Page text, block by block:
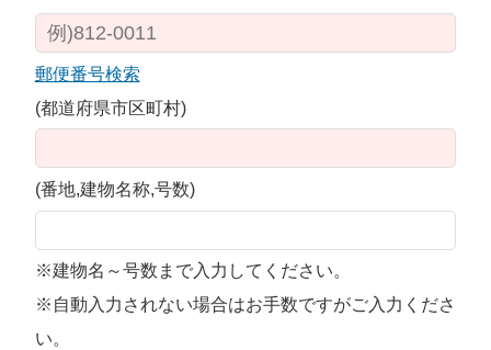
郵便番号検索
(都道府県市区町村)
(番地,建物名称,号数)
※建物名～号数まで入力してください。
※自動入力されない場合はお手数ですがご入力くださ
い。